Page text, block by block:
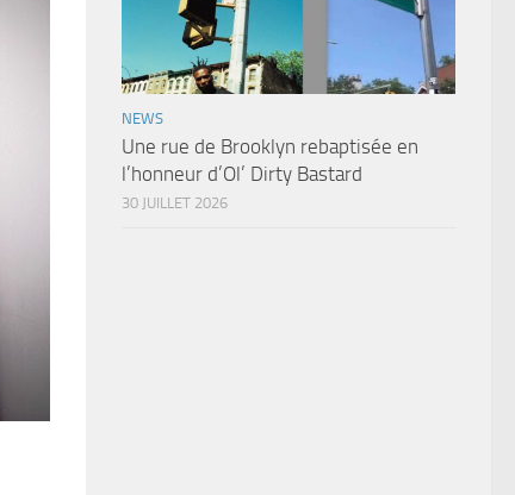
NEWS
Une rue de Brooklyn rebaptisée en
l’honneur d’Ol’ Dirty Bastard
30 JUILLET 2026